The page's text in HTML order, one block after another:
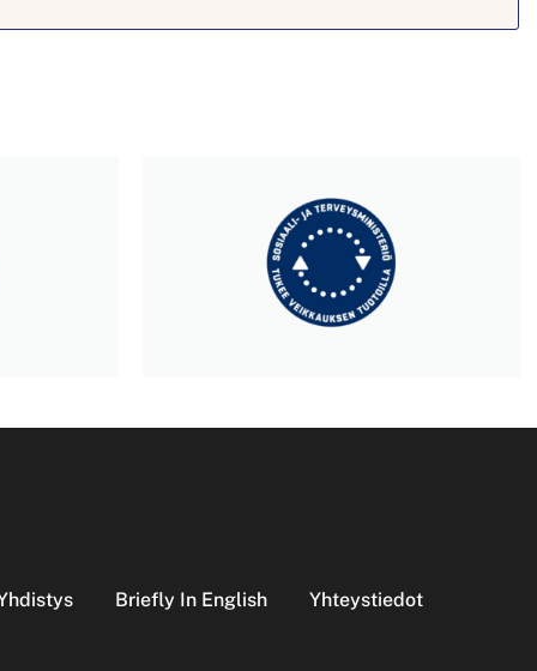
Briefly In English Yhteystiedot